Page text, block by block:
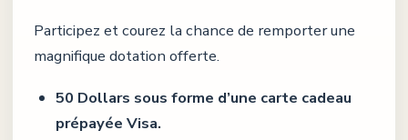
Participez et courez la chance de remporter une
magnifique dotation offerte.
50 Dollars sous forme d’une carte cadeau
prépayée Visa.